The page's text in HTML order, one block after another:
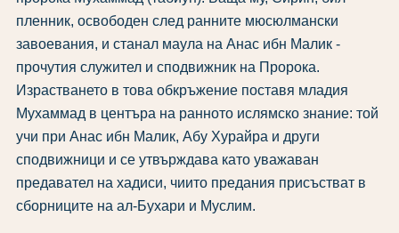
пленник, освободен след ранните мюсюлмански
завоевания, и станал маула на Анас ибн Малик -
прочутия служител и сподвижник на Пророка.
Израстването в това обкръжение поставя младия
Мухаммад в центъра на ранното ислямско знание: той
учи при Анас ибн Малик, Абу Хурайра и други
сподвижници и се утвърждава като уважаван
предавател на хадиси, чиито предания присъстват в
сборниците на ал-Бухари и Муслим.